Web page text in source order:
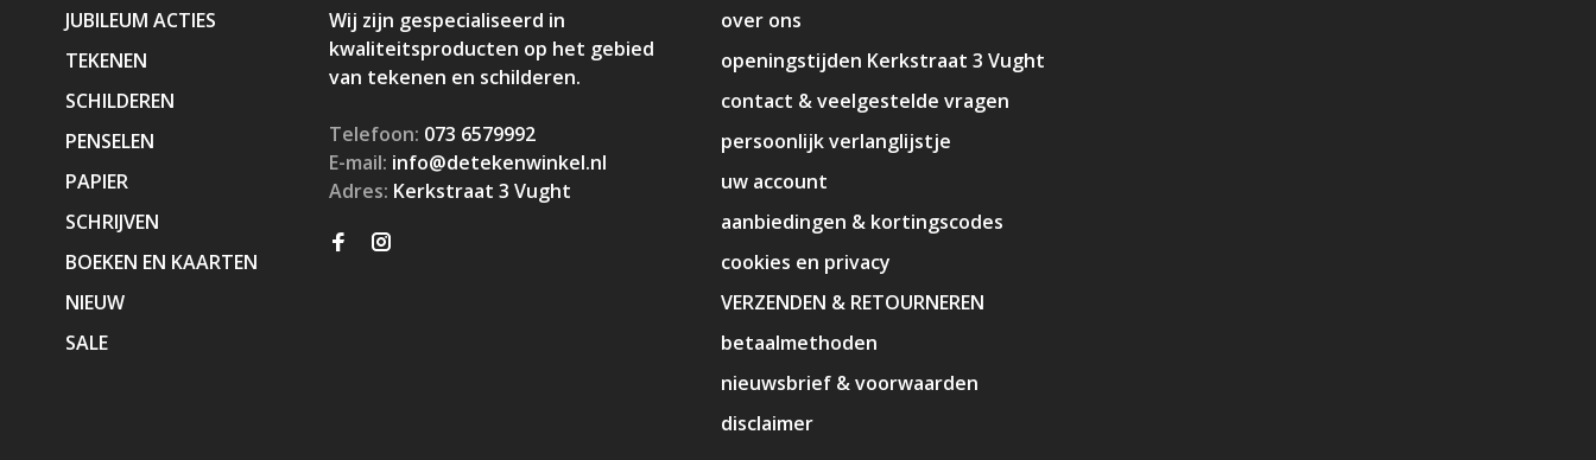
JUBILEUM ACTIES
TEKENEN
SCHILDEREN
PENSELEN
PAPIER
SCHRIJVEN
BOEKEN EN KAARTEN
NIEUW
SALE
Wij zijn gespecialiseerd in
kwaliteitsproducten op het gebied
van tekenen en schilderen.
Telefoon: 073 6579992
E-mail: info@detekenwinkel.nl
Adres: Kerkstraat 3 Vught
over ons
openingstijden Kerkstraat 3 Vught
contact & veelgestelde vragen
persoonlijk verlanglijstje
uw account
aanbiedingen & kortingscodes
cookies en privacy
VERZENDEN & RETOURNEREN
betaalmethoden
nieuwsbrief & voorwaarden
disclaimer